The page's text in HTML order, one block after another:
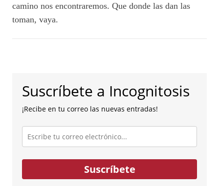
camino nos encontraremos. Que donde las dan las
toman, vaya.
Suscríbete a Incognitosis
¡Recibe en tu correo las nuevas entradas!
Escribe
tu
correo
electrónico...
Suscríbete